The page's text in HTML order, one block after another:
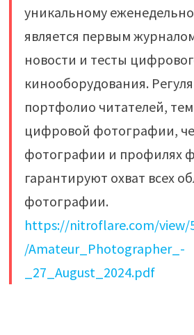
уникальному
является первым
новости и тесты
кинооборудования.
портфолио читателей,
цифровой фотографии,
фотографии и профилях
гарантируют охват всех
фотографии.
https://nitroflare.com/view/
/Amateur_Photographer_-
_27_August_2024.pdf